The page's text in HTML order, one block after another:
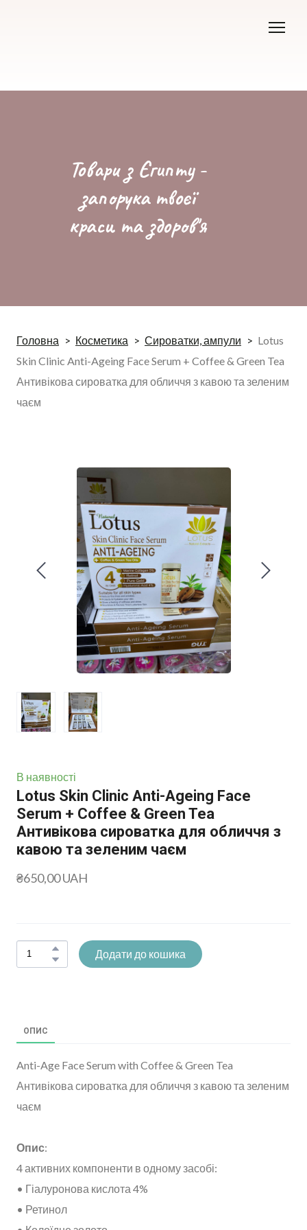
Товари з Єгипту -
запорука твоєї
краси та здоров'я
Головна Косметика Сироватки, ампули
Lotus
Skin Clinic Anti-Ageing Face Serum + Coffee & Green Tea
Антивікова сироватка для обличчя з кавою та зеленим
чаєм
В наявності
Lotus Skin Clinic Anti-Ageing Face
Serum + Coffee & Green Tea
Антивікова сироватка для обличчя з
кавою та зеленим чаєм
₴650,00 UAH
Додати до кошика
ОПИС
Anti-Age Face Serum with Coffee & Green Tea
Антивікова сироватка для обличчя з кавою та зеленим
чаєм
Опис:
4 активних компоненти в одному засобі:
• Гіалуронова кислота 4%
• Ретинол